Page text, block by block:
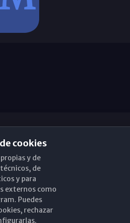
de Málaga
18-20. 29015 Málaga
cookies
y de
de
y para
externos como
Puedes
rechazar